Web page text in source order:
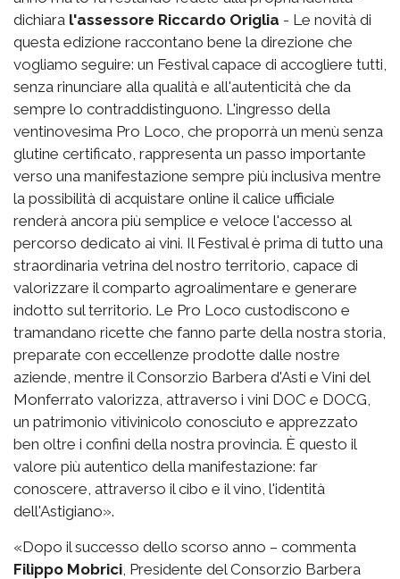
dichiara l'assessore Riccardo Origlia - Le novità di
questa edizione raccontano bene la direzione che
vogliamo seguire: un Festival capace di accogliere tutti,
senza rinunciare alla qualità e all'autenticità che da
sempre lo contraddistinguono. L'ingresso della
ventinovesima Pro Loco, che proporrà un menù senza
glutine certificato, rappresenta un passo importante
verso una manifestazione sempre più inclusiva mentre
la possibilità di acquistare online il calice ufficiale
renderà ancora più semplice e veloce l'accesso al
percorso dedicato ai vini. Il Festival è prima di tutto una
straordinaria vetrina del nostro territorio, capace di
valorizzare il comparto agroalimentare e generare
indotto sul territorio. Le Pro Loco custodiscono e
tramandano ricette che fanno parte della nostra storia,
preparate con eccellenze prodotte dalle nostre
aziende, mentre il Consorzio Barbera d'Asti e Vini del
Monferrato valorizza, attraverso i vini DOC e DOCG,
un patrimonio vitivinicolo conosciuto e apprezzato
ben oltre i confini della nostra provincia. È questo il
valore più autentico della manifestazione: far
conoscere, attraverso il cibo e il vino, l'identità
dell'Astigiano».
«Dopo il successo dello scorso anno – commenta
Filippo Mobrici , Presidente del Consorzio Barbera